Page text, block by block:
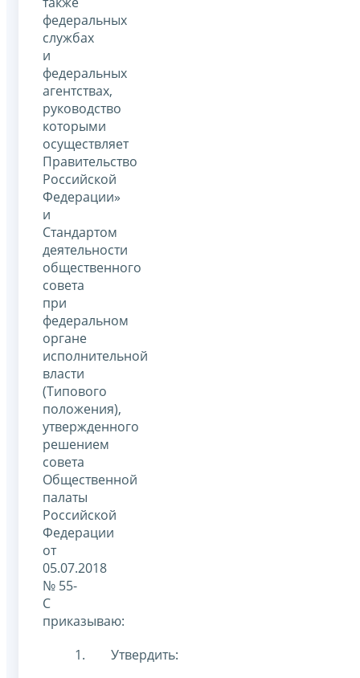
федеральных
службах
и
федеральных
агентствах,
руководство
которыми
осуществляет
Правительство
Российской
Федерации»
и
Стандартом
деятельности
общественного
совета
при
федеральном
органе
исполнительной
власти
(Типового
положения),
утвержденного
решением
совета
Общественной
палаты
Российской
Федерации
от
05.07.2018
№ 55-
С
приказываю:
Утвердить: